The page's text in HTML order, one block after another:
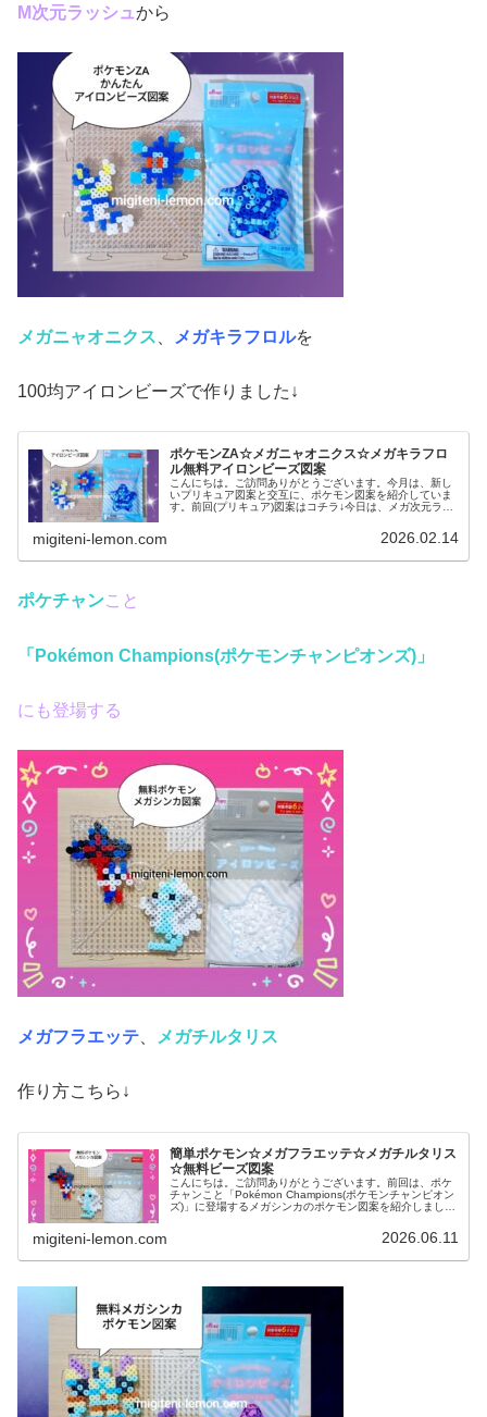
М次元ラッシュから
メガニャオニクス メガキラフロルを
100均アイロンビーズで作りました↓
ポケモンZA☆メガニャオニクス☆メガキラフロ
ル無料アイロンビーズ図案
こんにちは。ご訪問ありがとうございます。今月は、新し
いプリキュア図案と交互に、ポケモン図案を紹介していま
す。前回(プリキュア)図案はコチラ↓今日は、メガ次元ラッ
migiteni-lemon.com 2026.02.14
ポケチャンこと
「Pokémon Champions(ポケモンチャンピオンズ)」
にも登場する
メガフラエッテ メガチルタリス
作り方こちら↓
簡単ポケモン☆メガフラエッテ☆メガチルタリス
☆無料ビーズ図案
こんにちは。ご訪問ありがとうございます。前回は、ポケ
チャンこと「Pokémon Champions(ポケモンチャンピオン
ズ)」に登場するメガシンカのポケモン図案を紹介しました
migiteni-lemon.com 2026.06.11